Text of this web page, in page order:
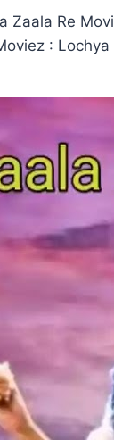
Zaala Re
: